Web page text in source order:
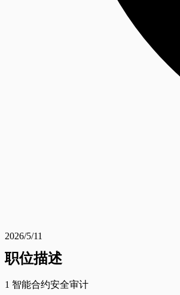
2026/5/11
职位描述
1 智能合约安全审计